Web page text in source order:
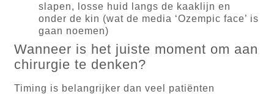
slapen, losse huid langs de kaaklijn en
onder de kin (wat de media ‘Ozempic face’ is
gaan noemen)
Wanneer is het juiste moment om aan
chirurgie te denken?
Timing is belangrijker dan veel patiënten